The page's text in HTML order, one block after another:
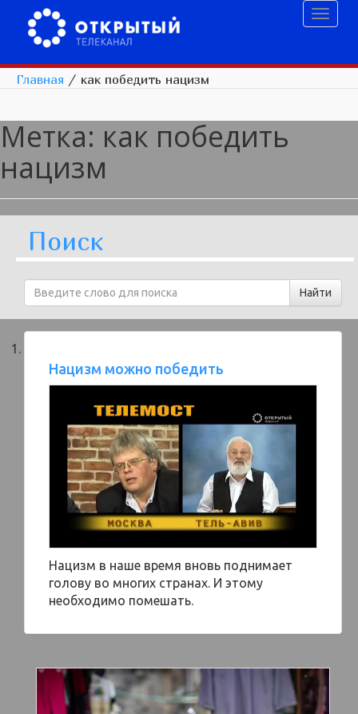
Главная / как победить нацизм
Метка: как победить
нацизм
Поиск
Нацизм можно победить
Нацизм в наше время вновь поднимает
голову во многих странах. И этому
необходимо помешать.